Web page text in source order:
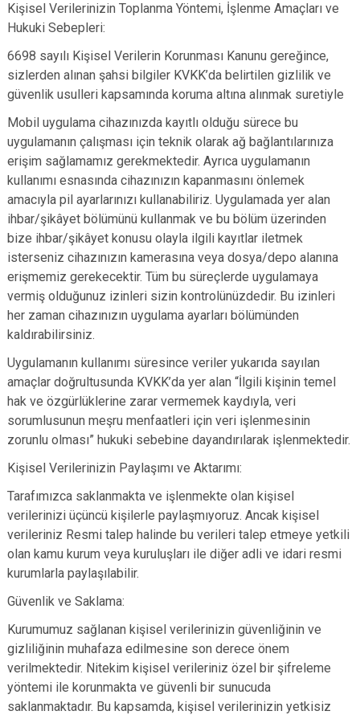
Kişisel Verilerinizin Toplanma Yöntemi, İşlenme Amaçları ve
Hukuki Sebepleri:
6698 sayılı Kişisel Verilerin Korunması Kanunu gereğince,
sizlerden alınan şahsi bilgiler KVKK’da belirtilen gizlilik ve
güvenlik usulleri kapsamında koruma altına alınmak suretiyle
Mobil uygulama cihazınızda kayıtlı olduğu sürece bu
uygulamanın çalışması için teknik olarak ağ bağlantılarınıza
erişim sağlamamız gerekmektedir. Ayrıca uygulamanın
kullanımı esnasında cihazınızın kapanmasını önlemek
amacıyla pil ayarlarınızı kullanabiliriz. Uygulamada yer alan
ihbar/şikâyet bölümünü kullanmak ve bu bölüm üzerinden
bize ihbar/şikâyet konusu olayla ilgili kayıtlar iletmek
isterseniz cihazınızın kamerasına veya dosya/depo alanına
erişmemiz gerekecektir. Tüm bu süreçlerde uygulamaya
vermiş olduğunuz izinleri sizin kontrolünüzdedir. Bu izinleri
her zaman cihazınızın uygulama ayarları bölümünden
kaldırabilirsiniz.
Uygulamanın kullanımı süresince veriler yukarıda sayılan
amaçlar doğrultusunda KVKK’da yer alan “İlgili kişinin temel
hak ve özgürlüklerine zarar vermemek kaydıyla, veri
sorumlusunun meşru menfaatleri için veri işlenmesinin
zorunlu olması” hukuki sebebine dayandırılarak işlenmektedir.
Kişisel Verilerinizin Paylaşımı ve Aktarımı:
Tarafımızca saklanmakta ve işlenmekte olan kişisel
verilerinizi üçüncü kişilerle paylaşmıyoruz. Ancak kişisel
verileriniz Resmi talep halinde bu verileri talep etmeye yetkili
olan kamu kurum veya kuruluşları ile diğer adli ve idari resmi
kurumlarla paylaşılabilir.
Güvenlik ve Saklama:
Kurumumuz sağlanan kişisel verilerinizin güvenliğinin ve
gizliliğinin muhafaza edilmesine son derece önem
verilmektedir. Nitekim kişisel verileriniz özel bir şifreleme
yöntemi ile korunmakta ve güvenli bir sunucuda
saklanmaktadır. Bu kapsamda, kişisel verilerinizin yetkisiz